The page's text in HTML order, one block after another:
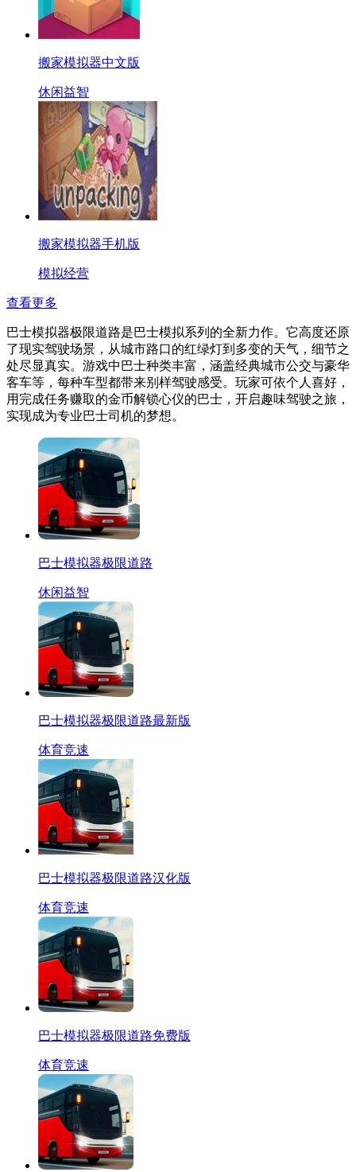
搬家模拟器中文版
休闲益智
搬家模拟器手机版
模拟经营
查看更多
巴士模拟器极限道路是巴士模拟系列的全新力作。它高度还原
了现实驾驶场景，从城市路口的红绿灯到多变的天气，细节之
处尽显真实。游戏中巴士种类丰富，涵盖经典城市公交与豪华
客车等，每种车型都带来别样驾驶感受。玩家可依个人喜好，
用完成任务赚取的金币解锁心仪的巴士，开启趣味驾驶之旅，
实现成为专业巴士司机的梦想。
巴士模拟器极限道路
休闲益智
巴士模拟器极限道路最新版
体育竞速
巴士模拟器极限道路汉化版
体育竞速
巴士模拟器极限道路免费版
体育竞速